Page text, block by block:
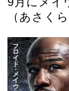
（あさく